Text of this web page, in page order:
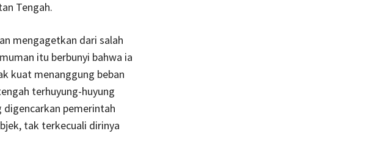
Tengah.
mengagetkan dari salah
itu berbunyi bahwa ia
kuat menanggung beban
terhuyung-huyung
digencarkan pemerintah
tak terkecuali dirinya